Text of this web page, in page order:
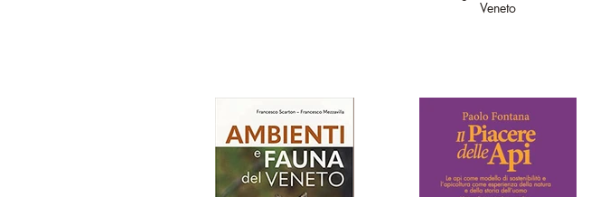
Veneto